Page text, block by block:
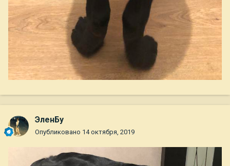
ЭленБу
Опубликовано 14 октября, 2019